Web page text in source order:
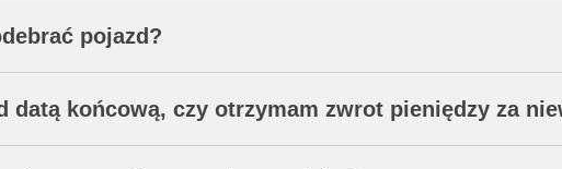
pojazd?
datą końcową, czy otrzymam zwrot pieniędzy za